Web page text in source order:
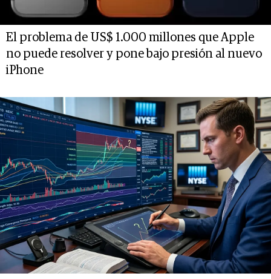
El problema de US$ 1.000 millones que Apple
no puede resolver y pone bajo presión al nuevo
iPhone